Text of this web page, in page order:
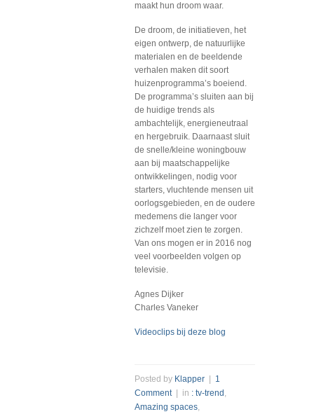
maakt hun droom waar.
De droom, de initiatieven, het
eigen ontwerp, de natuurlijke
materialen en de beeldende
verhalen maken dit soort
huizenprogramma’s boeiend.
De programma’s sluiten aan bij
de huidige trends als
ambachtelijk, energieneutraal
en hergebruik. Daarnaast sluit
de snelle/kleine woningbouw
aan bij maatschappelijke
ontwikkelingen, nodig voor
starters, vluchtende mensen uit
oorlogsgebieden, en de oudere
medemens die langer voor
zichzelf moet zien te zorgen.
Van ons mogen er in 2016 nog
veel voorbeelden volgen op
televisie.
Agnes Dijker
Charles Vaneker
Videoclips bij deze blog
Posted by Klapper
1
Comment| in : tv-trend ,
Amazing spaces,